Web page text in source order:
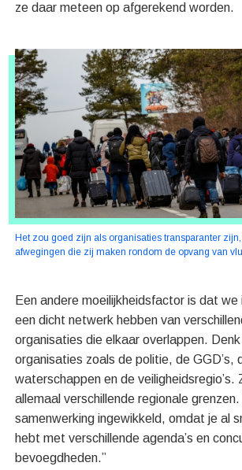
ze daar meteen op afgerekend worden.
Het zou goed zijn als organisaties transparanter
afwegingen die zij maken rondom de opvang van
Een andere moeilijkheidsfactor is dat we
een dicht netwerk hebben van
organisaties die elkaar overlappen.
organisaties zoals de politie, de GGD’s,
waterschappen en de veiligheidsregio’s.
allemaal verschillende regionale
samenwerking ingewikkeld, omdat je al
hebt met verschillende agenda’s en
bevoegdheden.”